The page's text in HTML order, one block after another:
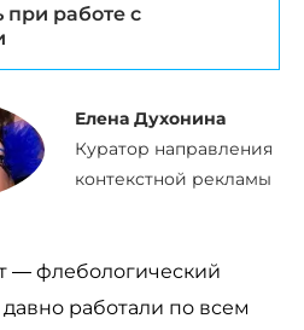
при работе с
Елена Духонина
Куратор направления
контекстной рекламы
— флебологический
работали по всем